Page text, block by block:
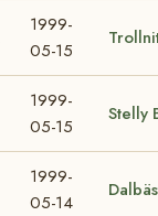
1999-
05-15
1999-
05-15
Stelly
1999-
05-14